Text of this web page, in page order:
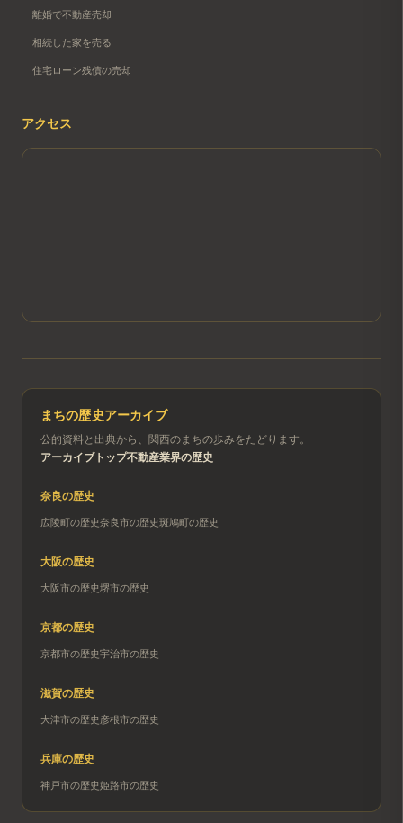
離婚で不動産売却
相続した家を売る
住宅ローン残債の売却
アクセス
まちの歴史アーカイブ
公的資料と出典から、関西のまちの歩みをたどります。
アーカイブトップ不動産業界の歴史
奈良の歴史
広陵町の歴史奈良市の歴史斑鳩町の歴史
大阪の歴史
大阪市の歴史堺市の歴史
京都の歴史
京都市の歴史宇治市の歴史
滋賀の歴史
大津市の歴史 彦根市の歴史
兵庫の歴史
神戸市の歴史姫路市の歴史